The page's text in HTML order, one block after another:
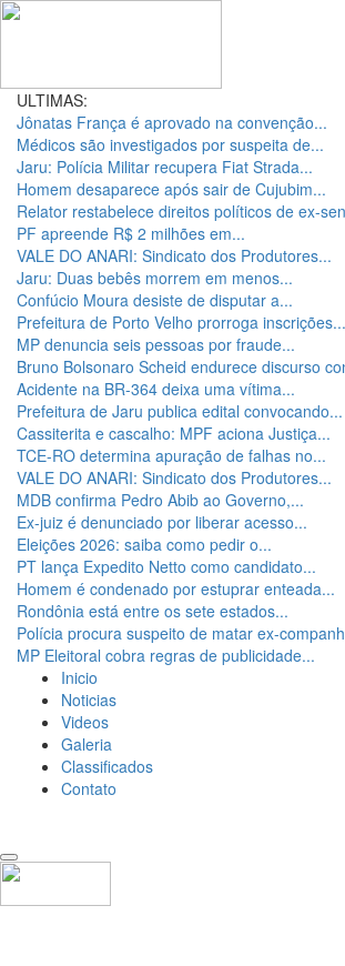
ULTIMAS:
Jônatas França é aprovado na convenção...
Médicos são investigados por suspeita de...
Jaru: Polícia Militar recupera Fiat Strada...
Homem desaparece após sair de Cujubim...
Relator restabelece direitos políticos de ex-
PF apreende R$ 2 milhões em...
VALE DO ANARI: Sindicato dos Produtores...
Jaru: Duas bebês morrem em menos...
Confúcio Moura desiste de disputar a...
Prefeitura de Porto Velho prorroga inscrições...
MP denuncia seis pessoas por fraude...
Bruno Bolsonaro Scheid endurece discurso
Acidente na BR-364 deixa uma vítima...
Prefeitura de Jaru publica edital convocando...
Cassiterita e cascalho: MPF aciona Justiça...
TCE-RO determina apuração de falhas no...
VALE DO ANARI: Sindicato dos Produtores...
MDB confirma Pedro Abib ao Governo,...
Ex-juiz é denunciado por liberar acesso...
Eleições 2026: saiba como pedir o...
PT lança Expedito Netto como candidato...
Homem é condenado por estuprar enteada...
Rondônia está entre os sete estados...
Polícia procura suspeito de matar ex-
MP Eleitoral cobra regras de publicidade...
Inicio
Noticias
Videos
Galeria
Classificados
Contato